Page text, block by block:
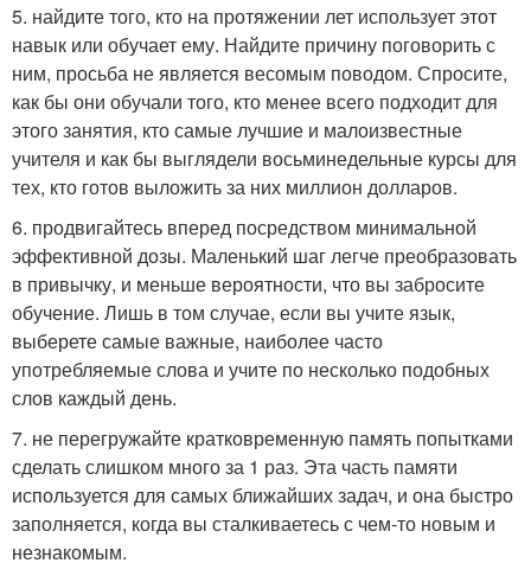
5. найдите того, кто на протяжении лет использует этот
навык или обучает ему. Найдите причину поговорить с
ним, просьба не является весомым поводом. Спросите,
как бы они обучали того, кто менее всего подходит для
этого занятия, кто самые лучшие и малоизвестные
учителя и как бы выглядели восьминедельные курсы для
тех, кто готов выложить за них миллион долларов.
6. продвигайтесь вперед посредством минимальной
эффективной дозы. Маленький шаг легче преобразовать
в привычку, и меньше вероятности, что вы забросите
обучение. Лишь в том случае, если вы учите язык,
выберете самые важные, наиболее часто
употребляемые слова и учите по несколько подобных
слов каждый день.
7. не перегружайте кратковременную память попытками
сделать слишком много за 1 раз. Эта часть памяти
используется для самых ближайших задач, и она быстро
заполняется, когда вы сталкиваетесь с чем-то новым и
незнакомым.